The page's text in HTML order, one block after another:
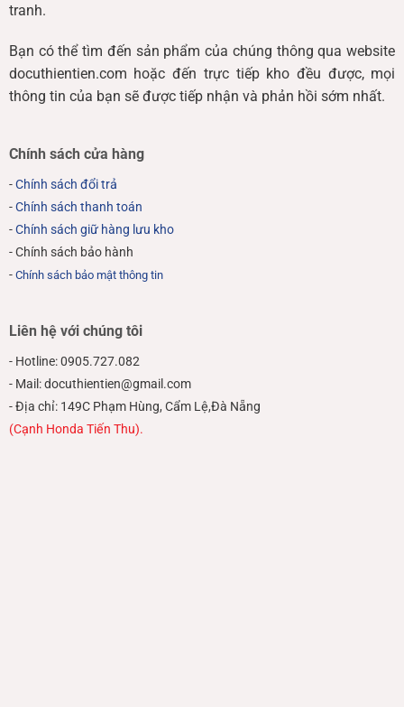
tranh.
Bạn có thể tìm đến sản phẩm của chúng thông qua website
docuthientien.com hoặc đến trực tiếp kho đều được, mọi
thông tin của bạn sẽ được tiếp nhận và phản hồi sớm nhất.
Chính sách cửa hàng
-Chính sách đổi trả
-Chính sách thanh toán
-Chính sách giữ hàng lưu kho
- Chính sách bảo hành
- Chính sách bảo mật thông tin
Liên hệ với chúng tôi
- Hotline: 0905.727.082
- Mail: docuthientien@gmail.com
- Địa chỉ: 149C Phạm Hùng, Cẩm Lệ,Đà Nẵng
(Cạnh Honda Tiến Thu).